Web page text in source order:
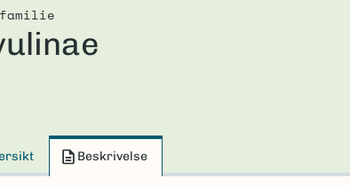
Beskrivelse